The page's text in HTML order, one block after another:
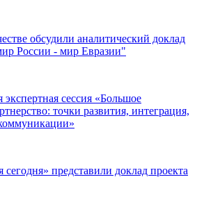
обсудили аналитический доклад
России - мир Евразии"
сессия «Большое
точки развития, интеграция,
представили доклад проекта